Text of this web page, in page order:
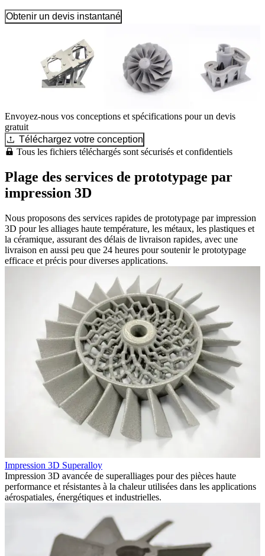
Obtenir un devis instantané
Envoyez-nous vos conceptions et spécifications pour un devis
gratuit
Téléchargez votre conception
Tous les fichiers téléchargés sont sécurisés et confidentiels
Plage des services de prototypage par
impression 3D
Nous proposons des services rapides de prototypage par impression
3D pour les alliages haute température, les métaux, les plastiques et
la céramique, assurant des délais de livraison rapides, avec une
livraison en aussi peu que 24 heures pour soutenir le prototypage
efficace et précis pour diverses applications.
Impression 3D Superalloy
Impression 3D avancée de superalliages pour des pièces haute
performance et résistantes à la chaleur utilisées dans les applications
aérospatiales, énergétiques et industrielles.